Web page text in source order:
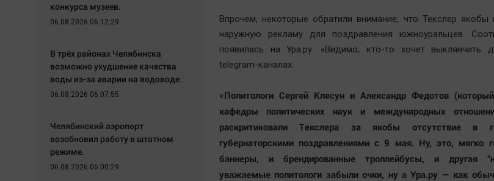
Впрочем, некоторые обратили внимание, что Текслер якобы
наружную рекламу для поздравления южноуральцев.
появилась на Ура.ру. «Видимо, кто-то хочет выклянчить
telegram-каналах.
«Политологи Сергей Клесун и Александр Федотов
кафедры политических наук и международных
раскритиковали Текслера за якобы отсутствие в
губернаторскими поздравлениями с 9 мая. Ну, это, мягко
баннеры, и брендированные троллейбусы, и другая
уважаемые политологи забыли очки, ну а Ура.ру — как
конкурса музеев.
06.08.2026 06:12:29
В трёх районах Челябинска
возможно ухудшение качества
воды из-за аварии на водоводе.
06.08.2026 06:07:55
Челябинский аэропорт
возобновил работу в штатном
режиме.
06.08.2026 06:00:29